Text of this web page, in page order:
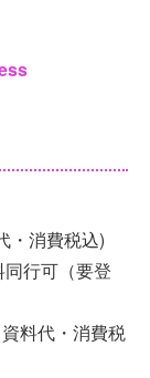
・消費税込)
行可（要登
料代・消費税